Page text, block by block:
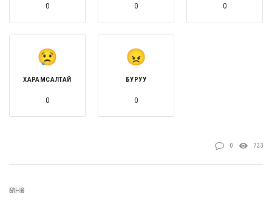
0 0 0
ХАРАМСАЛТАЙ
0
БУРУУ
0
0 723
ӨМНӨХ